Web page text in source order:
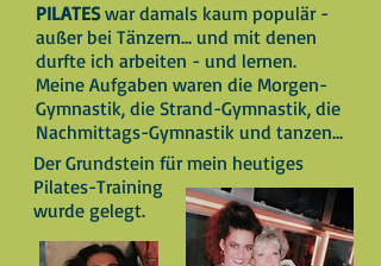
PILATESwar damals kaum populär -
außer bei Tänzern... und mit denen
durfte ich arbeiten - und lernen.
Meine Aufgaben waren die Morgen-
Gymnastik, die Strand-Gymnastik, die
Nachmittags-Gymnastik und tanzen...
Der Grundstein für mein heutiges
Pilates-Training
wurde gelegt.